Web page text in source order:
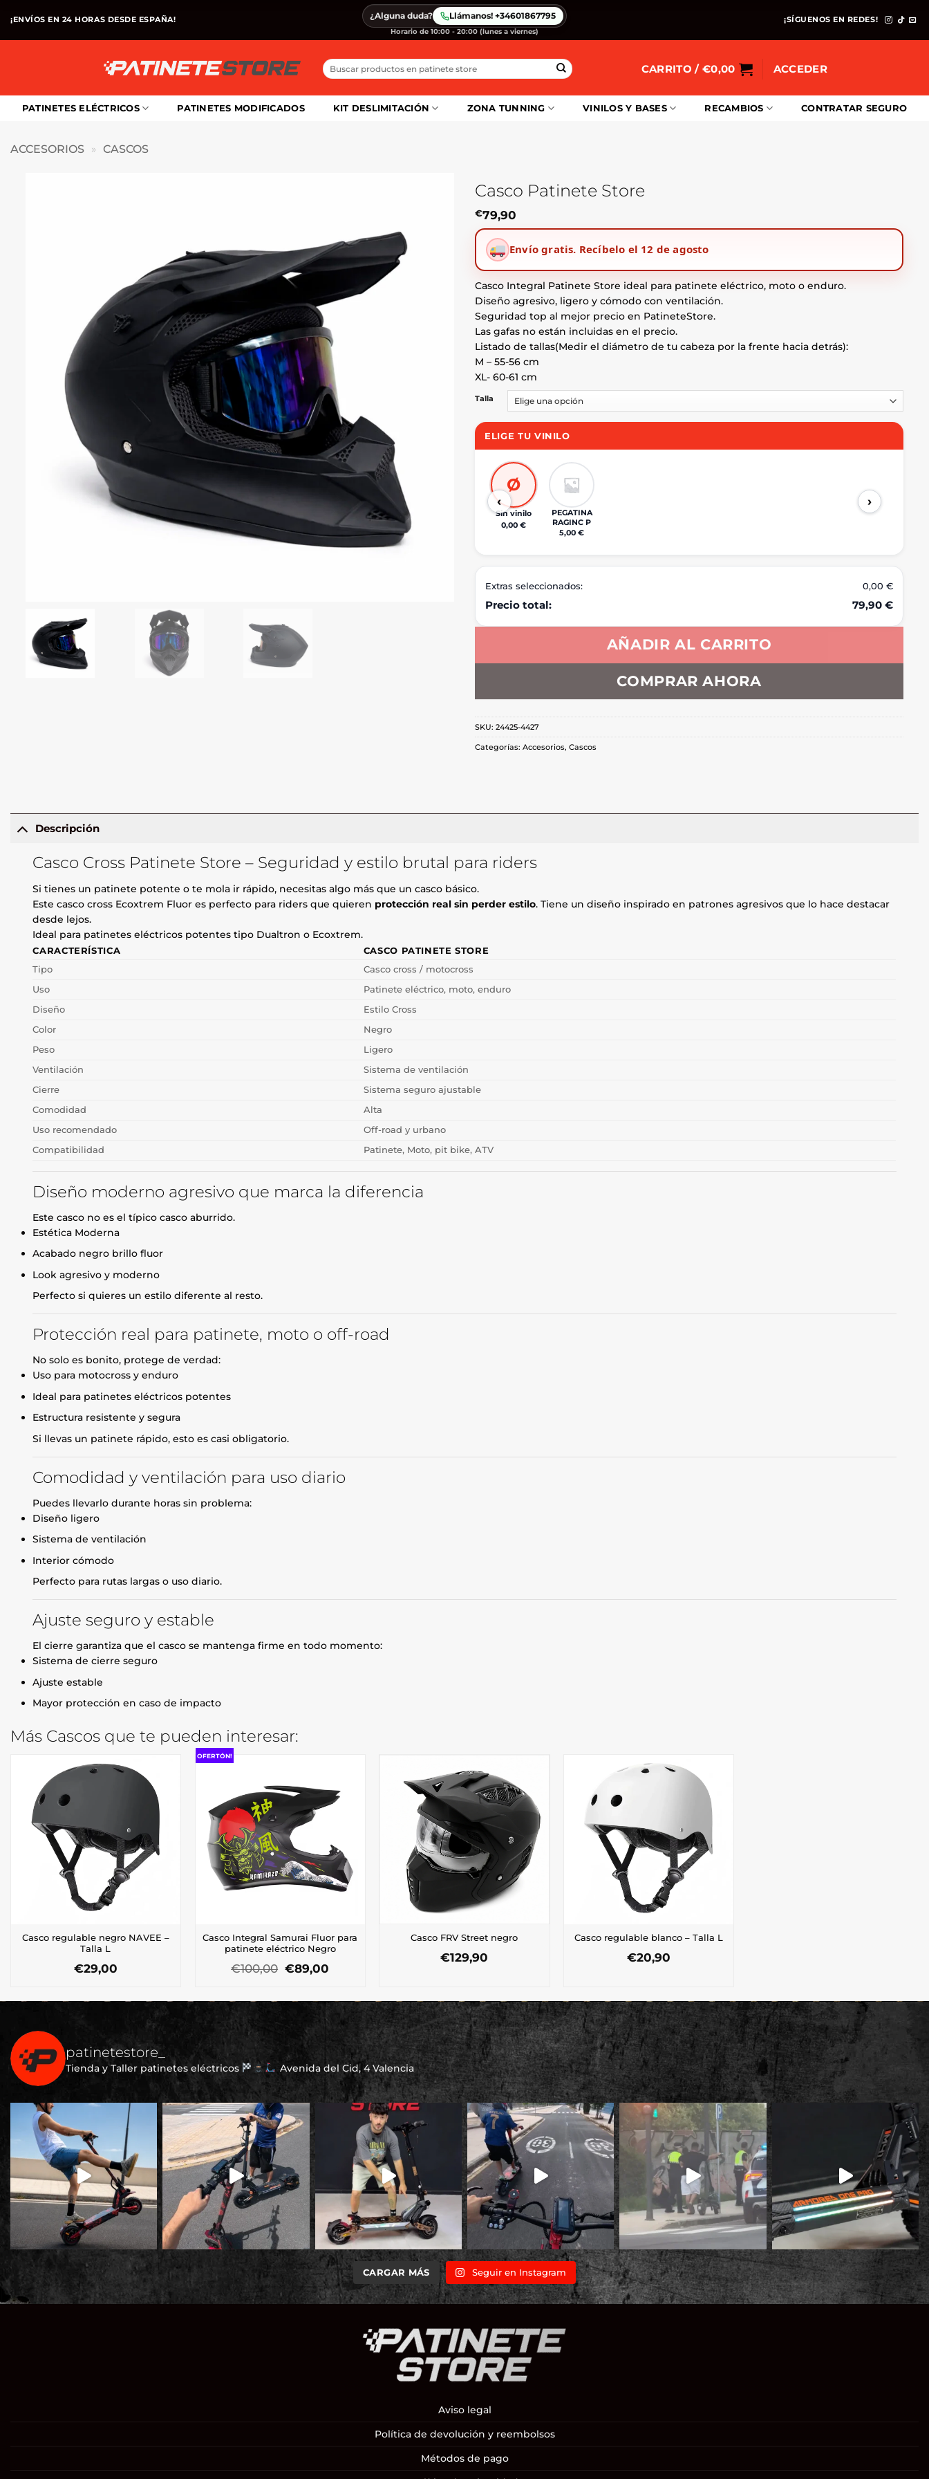
contenido
¡ENVÍOS EN 24 HORAS DESDE ESPAÑA! ¿Alguna duda? Llámanos! +34601867795
Horario de 10:00 - 20:00 (lunes a viernes)
¡SÍGUENOS EN REDES!
Buscar
por:
CARRITO / €0,00 ACCEDER
PATINETES ELÉCTRICOS PATINETES MODIFICADOS KIT DESLIMITACIÓN ZONA TUNNING VINILOS Y BASES RECAMBIOS CONTRATAR SEGURO
ACCESORIOS » CASCOS
Casco Patinete Store
€79,90
Envío gratis. Recíbelo el 12 de agosto
Casco Integral Patinete Store ideal para patinete eléctrico, moto o enduro.
Diseño agresivo, ligero y cómodo con ventilación.
Seguridad top al mejor precio en PatineteStore.
Las gafas no están incluidas en el precio.
Listado de tallas(Medir el diámetro de tu cabeza por la frente hacia detrás):
M – 55-56 cm
XL- 60-61 cm
Talla
ELIGE TU VINILO
Ø
Sin vinilo
0,00 €
PEGATINA
RAGINC P
5,00 €
‹ ›
Extras seleccionados: 0,00 €
Precio total: 79,90 €
AÑADIR AL CARRITO
COMPRAR AHORA
SKU: 24425-4427
Categorías: Accesorios, Cascos
Descripción
Casco Cross Patinete Store – Seguridad y estilo brutal para riders
Si tienes un patinete potente o te mola ir rápido, necesitas algo más que un casco básico.
Este casco cross Ecoxtrem Fluor es perfecto para riders que quieren protección real sin perder estilo. Tiene un diseño inspirado en patrones agresivos que lo hace destacar
desde lejos.
Ideal para patinetes eléctricos potentes tipo Dualtron o Ecoxtrem.
CARACTERÍSTICA
CASCO PATINETE STORE
Tipo
Casco cross / motocross
Uso
Patinete eléctrico, moto, enduro
Diseño
Estilo Cross
Color
Negro
Peso
Ligero
Ventilación
Sistema de ventilación
Cierre
Sistema seguro ajustable
Comodidad
Alta
Uso recomendado
Off-road y urbano
Compatibilidad
Patinete, Moto, pit bike, ATV
Diseño moderno agresivo que marca la diferencia
Este casco no es el típico casco aburrido.
Estética Moderna
Acabado negro brillo fluor
Look agresivo y moderno
Perfecto si quieres un estilo diferente al resto.
Protección real para patinete, moto o off-road
No solo es bonito, protege de verdad:
Uso para motocross y enduro
Ideal para patinetes eléctricos potentes
Estructura resistente y segura
Si llevas un patinete rápido, esto es casi obligatorio.
Comodidad y ventilación para uso diario
Puedes llevarlo durante horas sin problema:
Diseño ligero
Sistema de ventilación
Interior cómodo
Perfecto para rutas largas o uso diario.
Ajuste seguro y estable
El cierre garantiza que el casco se mantenga firme en todo momento:
Sistema de cierre seguro
Ajuste estable
Mayor protección en caso de impacto
Más Cascos que te pueden interesar:
Casco regulable negro NAVEE –
Talla L
€29,00
OFERTÓN!
Casco Integral Samurai Fluor para
patinete eléctrico Negro
€100,00 El
precio
era:
€100,00.
€89,00
es:
€89,00.
Casco FRV Street negro
€129,90
Casco regulable blanco – Talla L
€20,90
patinetestore_
Tienda y Taller patinetes eléctricos Avenida del Cid, 4 Valencia
CARGAR MÁS Seguir en Instagram
Aviso legal
Política de devolución y reembolsos
Métodos de pago